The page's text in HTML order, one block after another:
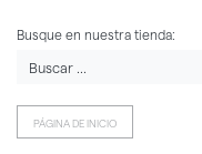
Busque en nuestra tienda:
PÁGINA DE INICIO